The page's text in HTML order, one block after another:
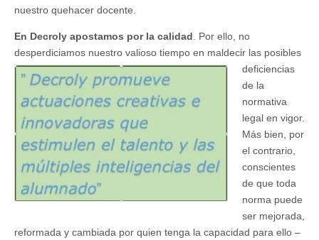
nuestro quehacer docente.
En Decroly apostamos por la calidad . Por ello, no
desperdiciamos nuestro valioso tiempo en maldecir las posibles
deficiencias
de la
normativa
legal en vigor.
Más bien, por
el contrario,
conscientes
de que toda
norma puede
ser mejorada,
reformada y cambiada por quien tenga la capacidad para ello –